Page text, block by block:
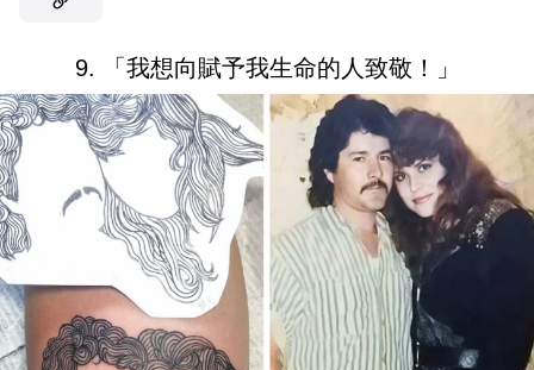
9. 「我想向賦予我生命的人致敬！」